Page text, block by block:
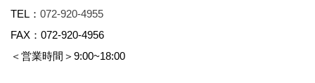
TEL： 072-920-4955
FAX：072-920-4956
＜営業時間＞9:00~18:00